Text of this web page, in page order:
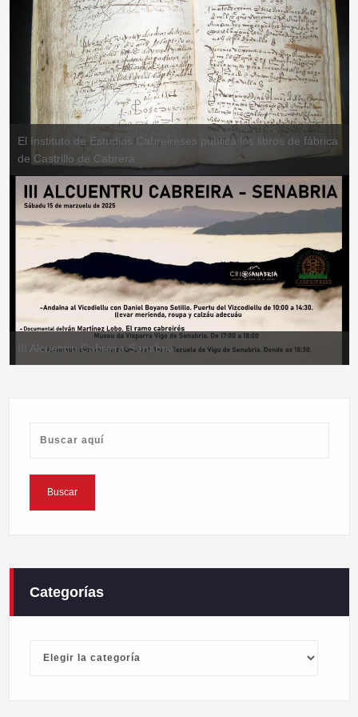
El Instituto de Estudios Cabreireses publica los libros de fábrica
de Castrillo de Cabrera
III Alcuentru Cabreira-Senabria
Categorías